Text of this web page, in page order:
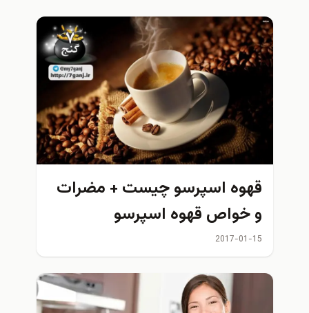
قهوه اسپرسو چیست + مضرات
و خواص قهوه اسپرسو
2017-01-15